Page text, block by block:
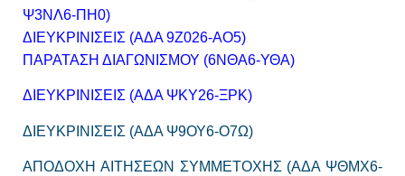
Ψ3ΝΛ6-ΠΗ0)
ΔΙΕΥΚΡΙΝΙΣΕΙΣ (ΑΔΑ 9Ζ026-ΑΟ5)
ΠΑΡΑΤΑΣΗ ΔΙΑΓΩΝΙΣΜΟΥ (6ΝΘΑ6-ΥΘΑ)
ΔΙΕΥΚΡΙΝΙΣΕΙΣ (ΑΔΑ ΨΚΥ26-ΞΡΚ)
ΔΙΕΥΚΡΙΝΙΣΕΙΣ (ΑΔΑ Ψ9ΟΥ6-Ο7Ω)
ΑΠΟΔΟΧΗ ΑΙΤΗΣΕΩΝ ΣΥΜΜΕΤΟΧΗΣ (ΑΔΑ ΨΘΜΧ6-